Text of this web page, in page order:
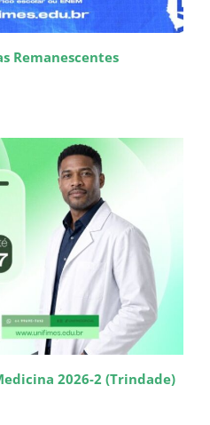
Remanescentes
2026-2 (Trindade)